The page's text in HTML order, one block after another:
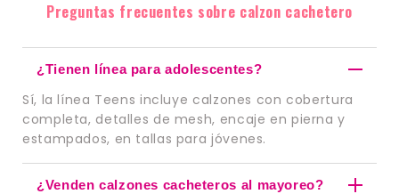
El calzón tipo cachetero de corte láser
(modelo 73789) y los calzones tipo bóxer
seamless con logo (113780) evitan bordes
visibles: ideales para usar con ropa ajustada
sin que se marque nada.
Encaje Coordinable con
Puente de Algodón
preguntas frecuentes sobre calzon cachetero
¿Tienen línea para adolescentes?
Sí, la línea Teens incluye calzones con cobertura
completa, detalles de mesh, encaje en pierna y
estampados, en tallas para jóvenes.
¿Venden calzones cacheteros al mayoreo?